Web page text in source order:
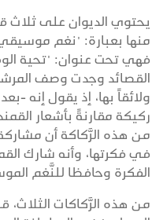
يحتوي الديوان على ثلاث
منها بعبارة: "نغم موسيقي
فهي تحت عنوان: "تحية
القصائد وجدت وصف
ولائقاً بها، إذ يقول إنه -
ركيكة مقارنةً بأشعار
من هذه الرَّكاكة أن
في فكرتها، وأنه شارك
الفكرة وحافظا للنَّغم
من هذه الرَّكاكات